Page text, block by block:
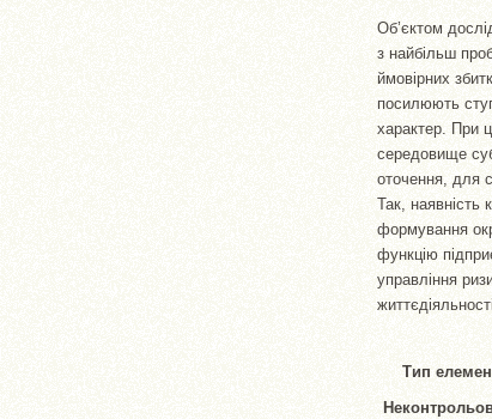
Об’єктом
з найбільш
ймовірних
посилюють
характер. При
середовище
оточення, для
Так, наявність
формування
функцію
управління
Тип